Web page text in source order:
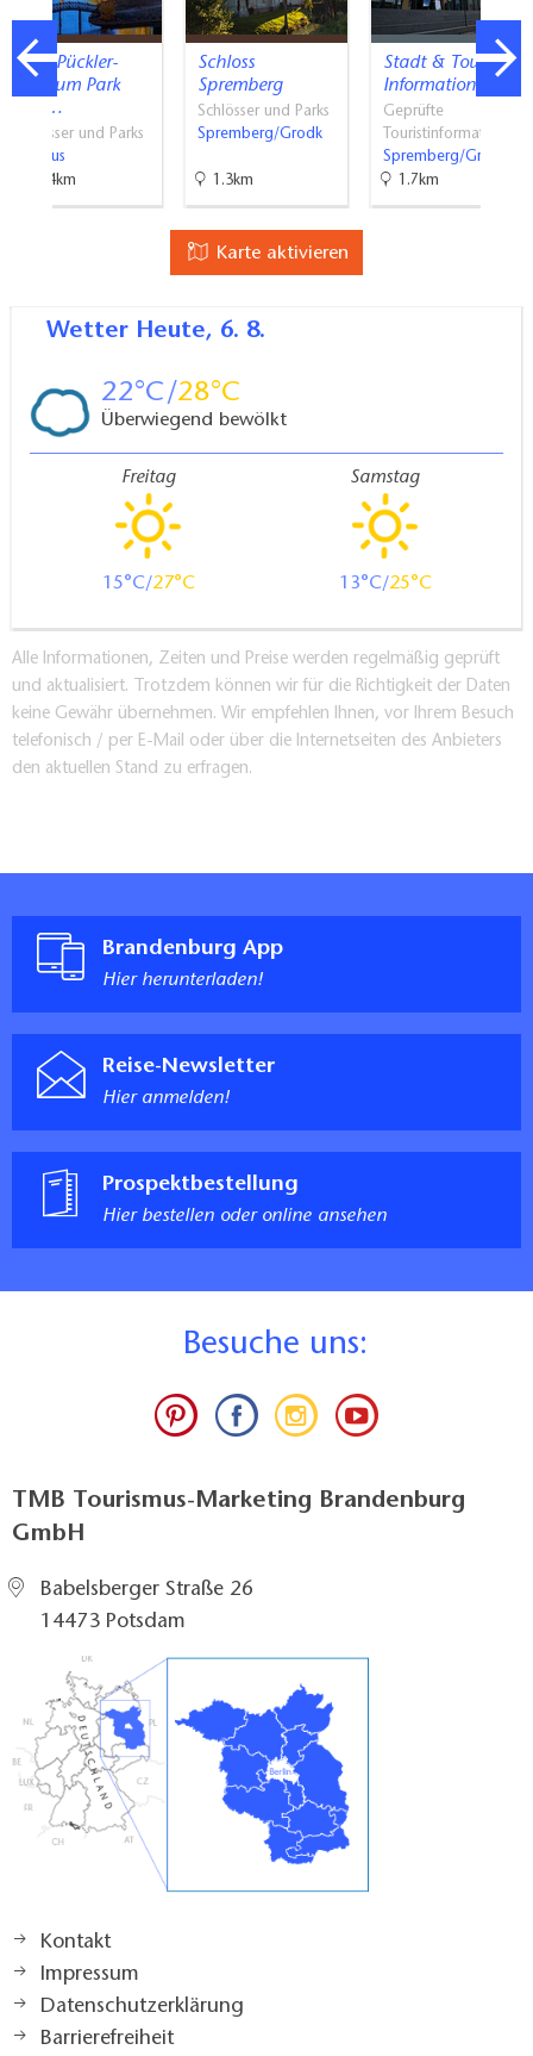
Fürst-Pückler-
Museum Park
und…
Schlösser und Parks
Cottbus
18.4km
Schloss
Spremberg
Schlösser und Parks
Spremberg/Grodk
1.3km
Stadt & Tourist
Information…
Geprüfte
Touristinformati…
Spremberg/Grodk
1.7km
Karte aktivieren
Wetter Heute, 6. 8.
22 28
Überwiegend bewölkt
Freitag
15 27
Samstag
13 25
Alle Informationen, Zeiten und Preise werden regelmäßig geprüft
und aktualisiert. Trotzdem können wir für die Richtigkeit der Daten
keine Gewähr übernehmen. Wir empfehlen Ihnen, vor Ihrem Besuch
telefonisch / per E-Mail oder über die Internetseiten des Anbieters
den aktuellen Stand zu erfragen.
Brandenburg App
Hier herunterladen!
Reise-Newsletter
Hier anmelden!
Prospektbestellung
Hier bestellen oder online ansehen
Besuche uns:
TMB Tourismus-Marketing Brandenburg
GmbH
Babelsberger Straße 26
14473 Potsdam
Kontakt
Impressum
Datenschutzerklärung
Barrierefreiheit